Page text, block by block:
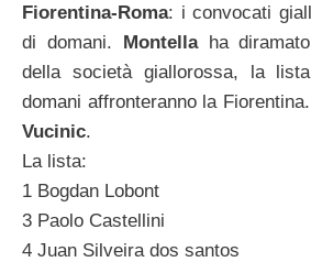
Fiorentina-Roma: i convocati
di domani. Montella ha
della società giallorossa, la
domani affronteranno la
Vucinic.
La lista:
1 Bogdan Lobont
3 Paolo Castellini
4 Juan Silveira dos santos